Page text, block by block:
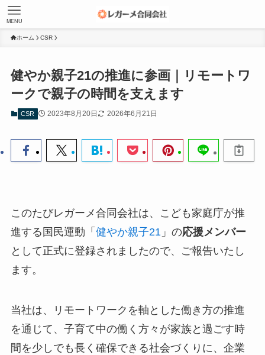
MENU
ホーム CSR
健やか親子21の推進に参画｜リモートワ
ークで親子の時間を支えます
CSR 2023年8月20日 2026年6月21日
このたびレガーメ合同会社は、こども家庭庁が推
進する国民運動「 健やか親子21」の応援メンバー
として正式に登録されましたので、ご報告いたし
ます。
当社は、リモートワークを軸とした働き方の推進
を通じて、子育て中の働く方々が家族と過ごす時
間を少しでも長く確保できる社会づくりに、企業